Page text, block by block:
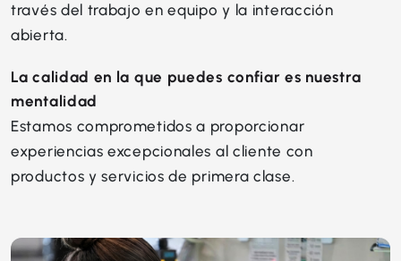
través del trabajo en equipo y la interacción
abierta.
La calidad en la que puedes confiar es nuestra
mentalidad
Estamos comprometidos a proporcionar
experiencias excepcionales al cliente con
productos y servicios de primera clase.